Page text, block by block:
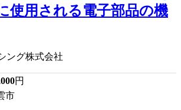
使用される電子部品の機
ング株式会社
円
市